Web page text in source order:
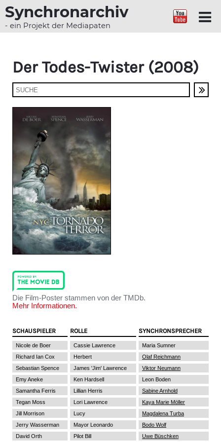
Synchronarchiv
- ein Projekt der Mediapaten
Der Todes-Twister (2008)
Die Film-Poster stammen von der TMDb.
Mehr Informationen.
SCHAUSPIELER ROLLE SYNCHRONSPRECHER
Nicole de Boer Cassie Lawrence
Maria Sumner
Richard Ian Cox
Herbert
Olaf Reichmann
Sebastian Spence
James 'Jim' Lawrence
Viktor Neumann
Emy Aneke
Ken Hardsell
Leon Boden
Samantha Ferris
Lillian Herris
Sabine Arnhold
Tegan Moss
Lori Lawrence
Kaya Marie Möller
Jill Morrison
Lucy
Magdalena Turba
Jerry Wasserman
Mayor Leonardo
Bodo Wolf
David Orth
Pilot Bill Uwe Büschken